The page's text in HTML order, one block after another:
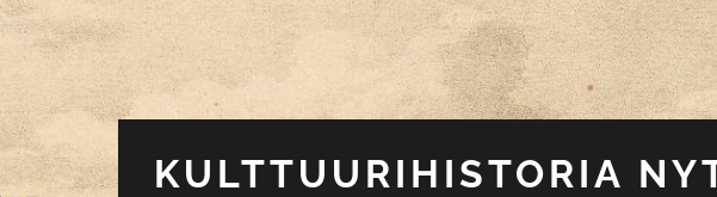
KULTTUURIHISTORIA